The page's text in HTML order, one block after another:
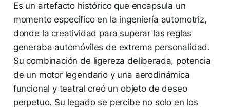
Es un artefacto histórico que encapsula un
momento específico en la ingeniería automotriz,
donde la creatividad para superar las reglas
generaba automóviles de extrema personalidad.
Su combinación de ligereza deliberada, potencia
de un motor legendario y una aerodinámica
funcional y teatral creó un objeto de deseo
perpetuo. Su legado se percibe no solo en los